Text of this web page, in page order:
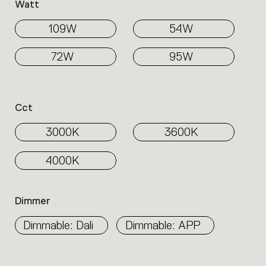
Watt
109W 54W
72W 95W
Cct
3000K 3600K
4000K
Dimmer
Dimmable: Dali Dimmable: APP